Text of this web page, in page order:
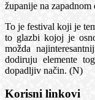
županije na
To je festival koji je
to glazbi kojoj je
možda
dodiruju elemente
dopadljiv način. (N)
Korisni linkovi